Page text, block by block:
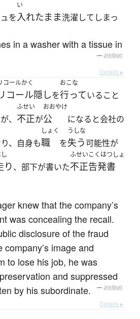
を
い
入れたまま洗濯してしまっ
in a washer with a tissue in
— Jreibun
Details ▸
コールかく
コール隠しを
おこな
行っていること
、
ふせい
不正が
おおやけ
公 になると会社の
、自身も
しょく
職 を
うしな
失う可能性が
り、部下が書いた
ふせいこくはつしょ
不正告発書
knew that the company’s
was concealing the recall.
disclosure of the fraud
image and
to lose his job, he was
and suppressed
by his subordinate.
— Jreibun
Details ▸